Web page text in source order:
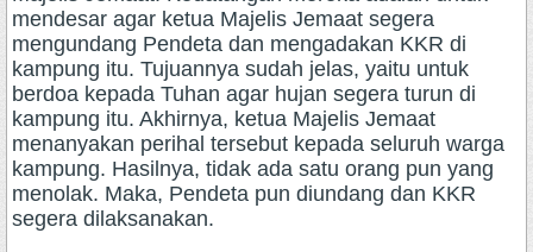
mendesar agar ketua Majelis Jemaat segera
mengundang Pendeta dan mengadakan KKR di
kampung itu. Tujuannya sudah jelas, yaitu untuk
berdoa kepada Tuhan agar hujan segera turun di
kampung itu. Akhirnya, ketua Majelis Jemaat
menanyakan perihal tersebut kepada seluruh warga
kampung. Hasilnya, tidak ada satu orang pun yang
menolak. Maka, Pendeta pun diundang dan KKR
segera dilaksanakan.